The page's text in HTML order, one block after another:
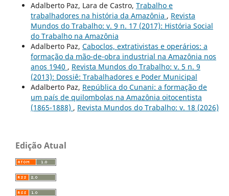
Adalberto Paz, Lara de Castro, Trabalho e
trabalhadores na história da Amazônia , Revista
Mundos do Trabalho: v. 9 n. 17 (2017): História Social
do Trabalho na Amazônia
Adalberto Paz, Caboclos, extrativistas e operários: a
formação da mão-de-obra industrial na Amazônia nos
anos 1940 , Revista Mundos do Trabalho: v. 5 n. 9
(2013): Dossiê: Trabalhadores e Poder Municipal
Adalberto Paz, República do Cunani: a formação de
um país de quilombolas na Amazônia oitocentista
(1865-1888) , Revista Mundos do Trabalho: v. 18 (2026)
Edição Atual